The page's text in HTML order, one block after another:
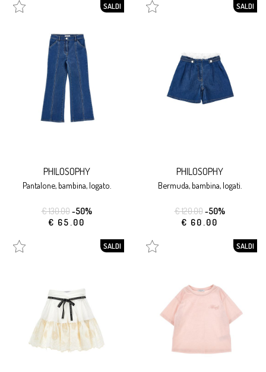
SALDI
PHILOSOPHY
pantalone, bambina, logato.
€ 130.00-50%
€ 65.00
SALDI
PHILOSOPHY
bermuda, bambina, logati.
€ 120.00-50%
€ 60.00
SALDI SALDI